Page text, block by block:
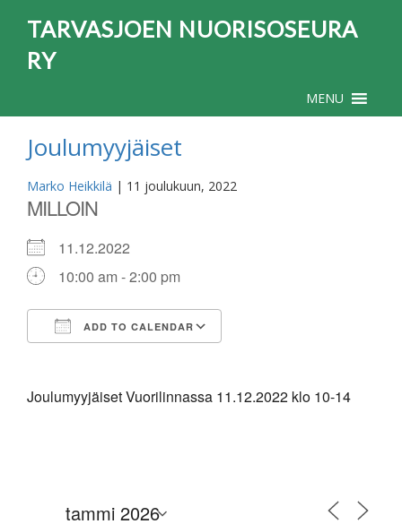
TARVASJOEN NUORISOSEURA
RY
MENU
Joulumyyjäiset
Marko Heikkilä | 11 joulukuun, 2022
MILLOIN
11.12.2022
10:00 am - 2:00 pm
ADD TO CALENDAR
Joulumyyjäiset Vuorilinnassa 11.12.2022 klo 10-14